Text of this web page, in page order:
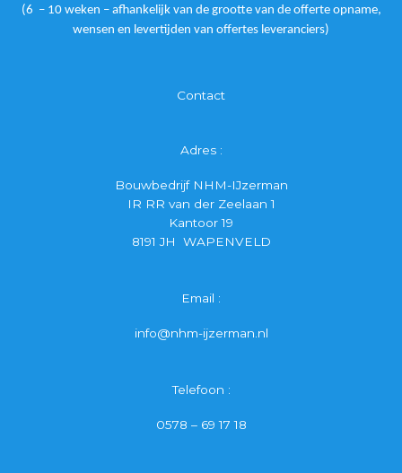
(6 – 10 weken – afhankelijk van de grootte van de offerte opname,
wensen en levertijden van offertes leveranciers)
Contact
Adres :
Bouwbedrijf NHM-IJzerman
IR RR van der Zeelaan 1
Kantoor 19
8191 JH WAPENVELD
Email :
info@nhm-ijzerman.nl
Telefoon :
0578 – 69 17 18